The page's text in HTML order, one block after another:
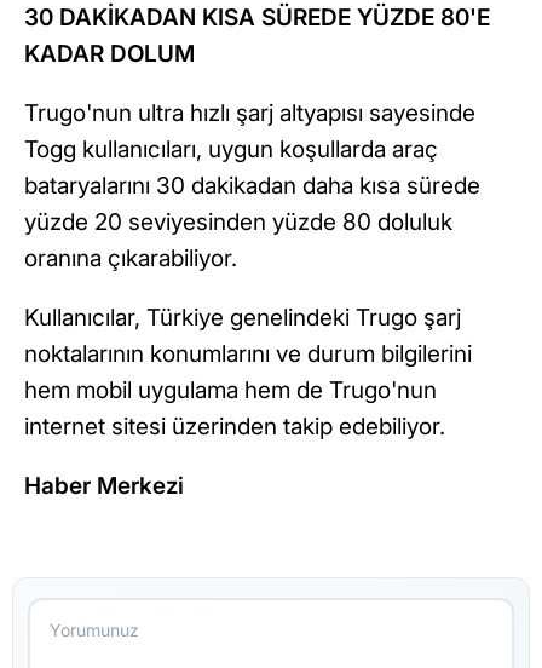
30 DAKİKADAN KISA SÜREDE YÜZDE 80'E
KADAR DOLUM
Trugo'nun ultra hızlı şarj altyapısı sayesinde
Togg kullanıcıları, uygun koşullarda araç
bataryalarını 30 dakikadan daha kısa sürede
yüzde 20 seviyesinden yüzde 80 doluluk
oranına çıkarabiliyor.
Kullanıcılar, Türkiye genelindeki Trugo şarj
noktalarının konumlarını ve durum bilgilerini
hem mobil uygulama hem de Trugo'nun
internet sitesi üzerinden takip edebiliyor.
Haber Merkezi